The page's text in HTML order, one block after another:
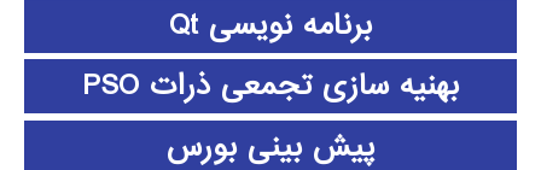
برنامه نویسی Qt
بهنیه سازی تجمعی ذرات PSO
پیش بینی بورس